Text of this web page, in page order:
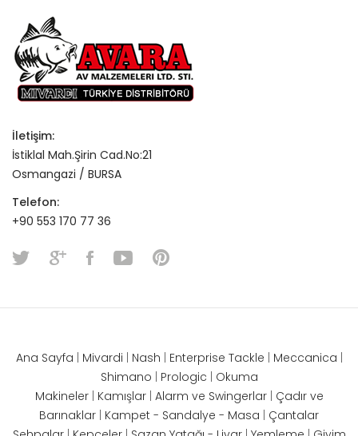
İletişim:
İstiklal Mah.Şirin Cad.No:21
Osmangazi / BURSA
Telefon:
+90 553 170 77 36
Ana Sayfa Mivardi Nash Enterprise Tackle Meccanica
Shimano
Prologic
Okuma
Makineler| Kamışlar| Alarm ve Swingerlar| Çadır ve
Barınaklar Kampet - Sandalye - Masa
Çantalar